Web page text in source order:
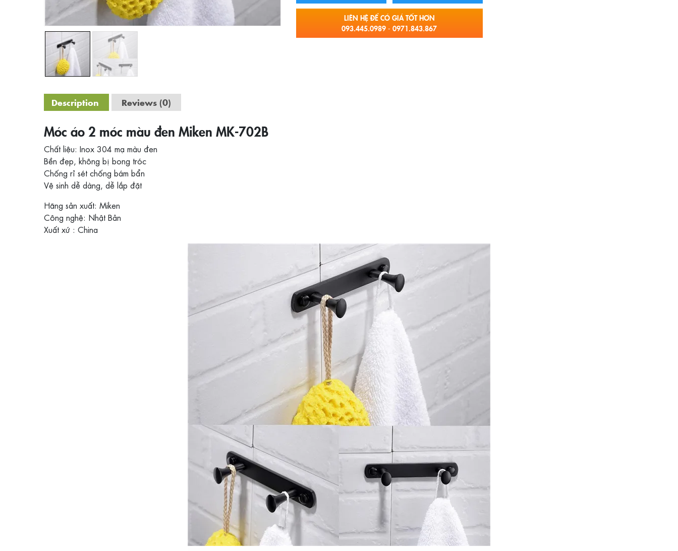
LIÊN HỆ ĐỂ CÓ GIÁ TỐT HƠN
093.445.0989 - 0971.843.867
Description Reviews (0)
Móc áo 2 móc màu đen Miken MK-702B
Chất liệu: Inox 304 mạ màu đen
Bền đẹp, không bị bong tróc
Chống rỉ sét chống bám bẩn
Vệ sinh dễ dàng, dễ lắp đặt
Hãng sản xuất: Miken
Công nghệ: Nhật Bản
Xuất xứ : China